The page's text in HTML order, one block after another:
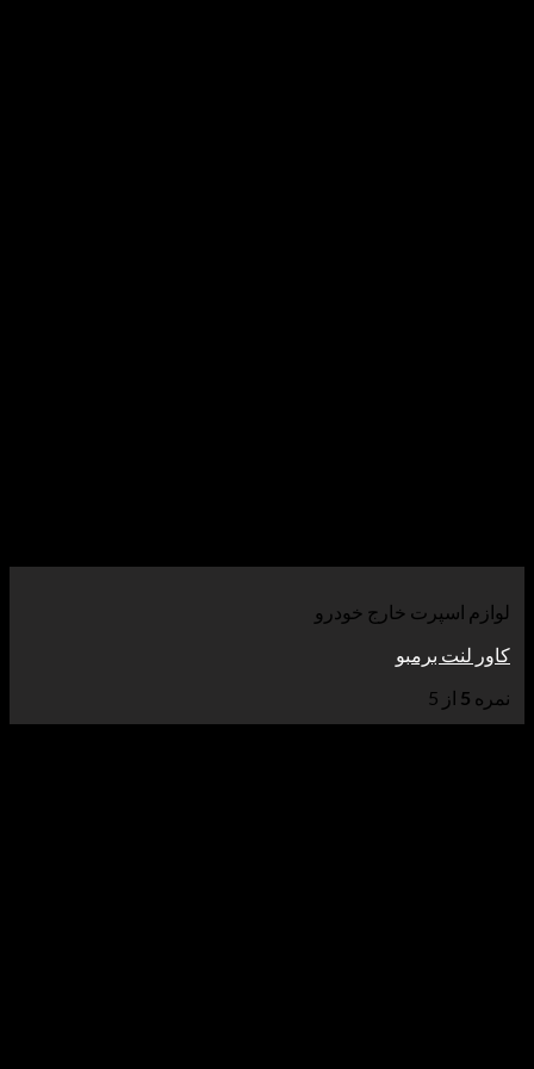
خارج خودرو
برمبو